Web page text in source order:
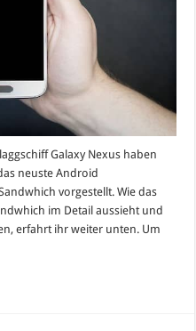
Galaxy Nexus haben
neuste Android
vorgestellt. Wie das
im Detail aussieht und
erfahrt ihr weiter unten. Um